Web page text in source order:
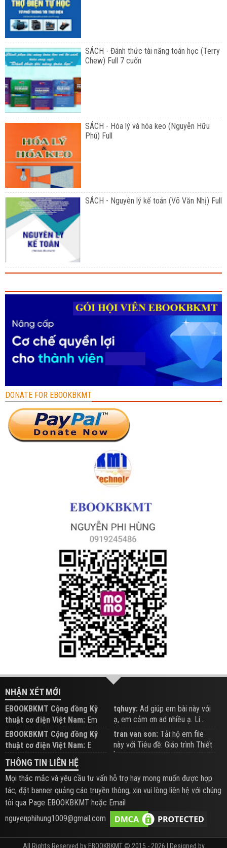
SÁCH - Đánh thức tài năng toán học (Terry
Chew) Full 7 cuốn
SÁCH - Hóa lý và hóa keo (Nguyễn Hữu
Phú) Full
SÁCH - Nguyên lý kế toán (Võ Văn Nhị) Full
DONATE FOR EBOOKBKMT
NHẬN XÉT MỚI
EBOOKBKMT Cộng đồng Kỹ
thuật cơ điện Việt Nam: Em
đăng trên Group hỗ trợ nhé
tqhuyy: Ad giúp em bài này với
ạ, em cảm ơn ad nhiều ạ. Li...
EBOOKBKMT Cộng đồng Kỹ
thuật cơ điện Việt Nam: E
xem hỗ trợ trên Group
tran van son: Tải hộ em file
này với Tiêu đề: Giáo trình Thiết
b...
THÔNG TIN LIÊN HỆ
Mọi thắc mắc và yêu cầu tư vấn hỗ trợ hay mong muốn được hợp
tác, đặt banner quảng cáo truyền thông, xin vui lòng liên hệ với chúng
tôi qua Page EBOOKBKMT hoặc Email
nguyenphihung1009@gmail.com
All Rights Reserved by EBOOKBKMT © 2015 - 2026 | Designed by